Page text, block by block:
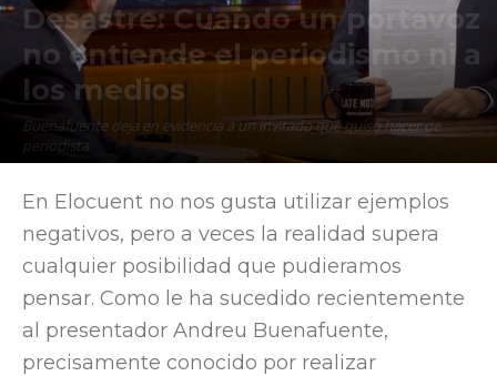
Desastre: Cuando un portavoz
no entiende el periodismo ni a
los medios
Buenafuente deja en evidencia a un invitado que quiso hacer de
periodista
En Elocuent no nos gusta utilizar ejemplos
negativos, pero a veces la realidad supera
cualquier posibilidad que pudieramos
pensar. Como le ha sucedido recientemente
al presentador Andreu Buenafuente,
precisamente conocido por realizar